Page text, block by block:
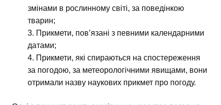
змінами в рослинному світі, за поведінкою
тварин;
Прикмети, пов’язані з певними календарними
датами;
Прикмети, які спираються на спостереження
за погодою, за метеорологічними явищами, вони
отримали назву наукових прикмет про погоду.